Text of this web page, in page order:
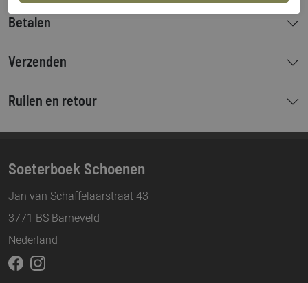
Betalen
Verzenden
Ruilen en retour
Soeterboek Schoenen
Jan van Schaffelaarstraat 43
3771 BS Barneveld
Nederland